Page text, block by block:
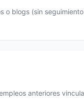
o blogs (sin
anteriores